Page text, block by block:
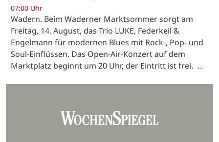
07:00 Uhr
Wadern. Beim Waderner Marktsommer sorgt am
Freitag, 14. August, das Trio LUKE, Federkeil &
Engelmann für modernen Blues mit Rock-, Pop- und
Soul-Einflüssen. Das Open-Air-Konzert auf dem
Marktplatz beginnt um 20 Uhr, der Eintritt ist frei. …